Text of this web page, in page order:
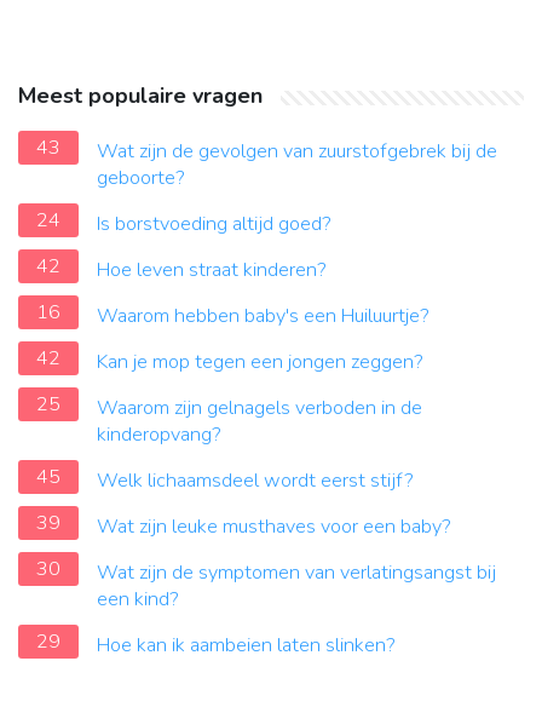
Meest populaire vragen
43
Wat zijn de gevolgen van zuurstofgebrek bij de
geboorte?
24
Is borstvoeding altijd goed?
42
Hoe leven straat kinderen?
16
Waarom hebben baby's een Huiluurtje?
42
Kan je mop tegen een jongen zeggen?
25
Waarom zijn gelnagels verboden in de
kinderopvang?
45
Welk lichaamsdeel wordt eerst stijf?
39
Wat zijn leuke musthaves voor een baby?
30
Wat zijn de symptomen van verlatingsangst bij
een kind?
29
Hoe kan ik aambeien laten slinken?